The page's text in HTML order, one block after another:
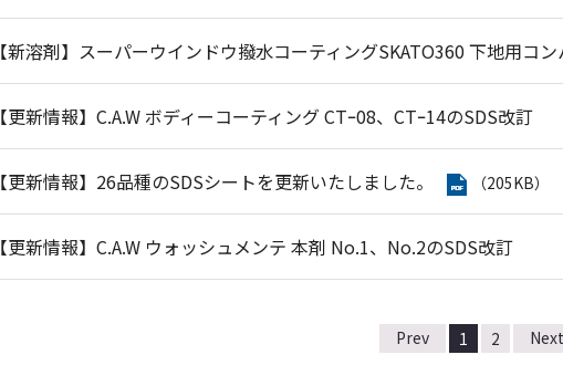
【新溶剤】スーパーウインドウ撥水コーティングSKATO360 下地用コ
【更新情報】C.A.W ボディーコーティング CTｰ08、CTｰ14のSDS改訂
【更新情報】26品種のSDSシートを更新いたしました。 （205KB）
【更新情報】C.A.W ウォッシュメンテ 本剤 No.1、No.2のSDS改訂
1 2